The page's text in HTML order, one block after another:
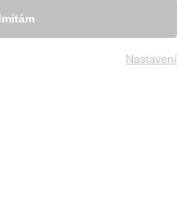
Nastavení